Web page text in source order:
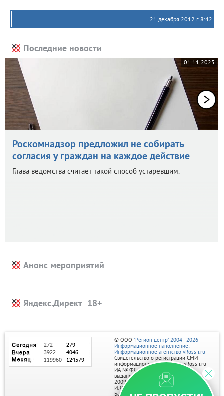
21 декабря 2012 г. 8:42
Последние новости
01.11.2025
Роскомнадзор предложил не собирать
согласия у граждан на каждое действие
Глава ведомства считает такой способ устаревшим.
Анонс мероприятий
Яндекс.Директ
© ООО "Регион центр" 2004 - 2026
Информационное наполнение:
Информационное агентство vRossii.ru
Свидетельство о регистрации СМИ
информационного агентства vRossii.ru
ИА № ФС 77‑35502
выдано РОСКОМНАДЗОРом 04 марта
2009г.
И. О. Главного редактора Нарыков А. Н.
Баннеры на портале размещаются на